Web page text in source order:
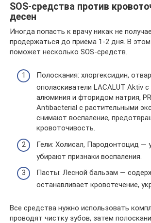
SOS-средства против
десен
Иногда попасть к врачу никак не
продержаться до приёма 1-2 дня. В этом
поможет несколько SOS-средств.
Полоскания: хлоргексидин,
ополаскиватели LACALUT Aktiv
алюминия и фторидом натрия,
Antibacterial с растительными
снимают воспаление,
кровоточивость.
Гели: Холисал, Пародонтоцид —
убирают признаки воспаления.
Пасты: Лесной бальзам —
останавливает кровотечение,
Все средства нужно использовать
проводят чистку зубов, затем